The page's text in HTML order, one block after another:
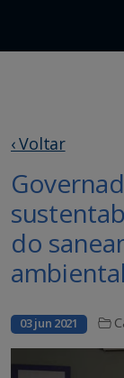
‹ Voltar
do
ambiental
03 jun 2021